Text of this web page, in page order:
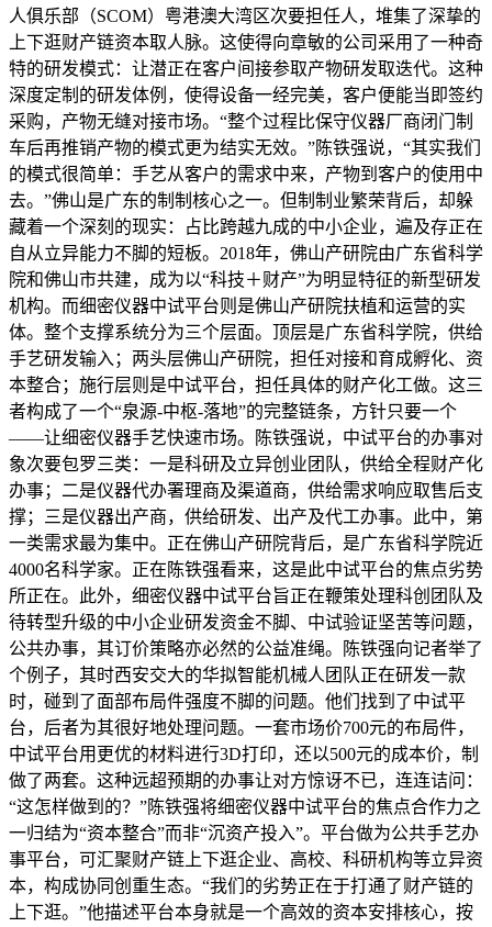
人俱乐部（SCOM）粤港澳大湾区次要担任人，堆集了深挚的
上下逛财产链资本取人脉。这使得向章敏的公司采用了一种奇
特的研发模式：让潜正在客户间接参取产物研发取迭代。这种
深度定制的研发体例，使得设备一经完美，客户便能当即签约
采购，产物无缝对接市场。“整个过程比保守仪器厂商闭门制
车后再推销产物的模式更为结实无效。”陈铁强说，“其实我们
的模式很简单：手艺从客户的需求中来，产物到客户的使用中
去。”佛山是广东的制制核心之一。但制制业繁荣背后，却躲
藏着一个深刻的现实：占比跨越九成的中小企业，遍及存正在
自从立异能力不脚的短板。2018年，佛山产研院由广东省科学
院和佛山市共建，成为以“科技＋财产”为明显特征的新型研发
机构。而细密仪器中试平台则是佛山产研院扶植和运营的实
体。整个支撑系统分为三个层面。顶层是广东省科学院，供给
手艺研发输入；两头层佛山产研院，担任对接和育成孵化、资
本整合；施行层则是中试平台，担任具体的财产化工做。这三
者构成了一个“泉源-中枢-落地”的完整链条，方针只要一个
——让细密仪器手艺快速市场。陈铁强说，中试平台的办事对
象次要包罗三类：一是科研及立异创业团队，供给全程财产化
办事；二是仪器代办署理商及渠道商，供给需求响应取售后支
撑；三是仪器出产商，供给研发、出产及代工办事。此中，第
一类需求最为集中。正在佛山产研院背后，是广东省科学院近
4000名科学家。正在陈铁强看来，这是此中试平台的焦点劣势
所正在。此外，细密仪器中试平台旨正在鞭策处理科创团队及
待转型升级的中小企业研发资金不脚、中试验证坚苦等问题，
公共办事，其订价策略亦必然的公益准绳。陈铁强向记者举了
个例子，其时西安交大的华拟智能机械人团队正在研发一款
时，碰到了面部布局件强度不脚的问题。他们找到了中试平
台，后者为其很好地处理问题。一套市场价700元的布局件，
中试平台用更优的材料进行3D打印，还以500元的成本价，制
做了两套。这种远超预期的办事让对方惊讶不已，连连诘问：
“这怎样做到的？”陈铁强将细密仪器中试平台的焦点合作力之
一归结为“资本整合”而非“沉资产投入”。平台做为公共手艺办
事平台，可汇聚财产链上下逛企业、高校、科研机构等立异资
本，构成协同创重生态。“我们的劣势正在于打通了财产链的
上下逛。”他描述平台本身就是一个高效的资本安排核心，按